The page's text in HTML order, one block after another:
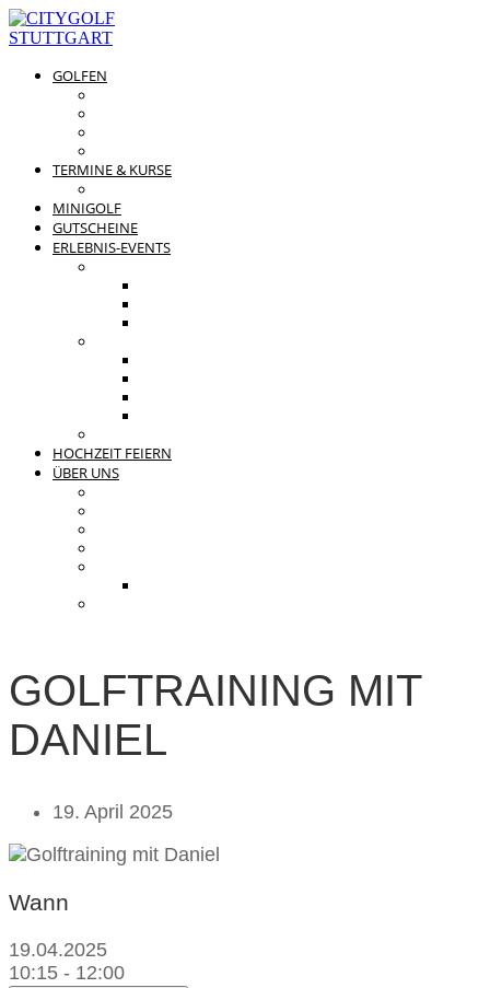
GOLFEN
TERMINE & KURSE
MINIGOLF
GUTSCHEINE
ERLEBNIS-EVENTS
HOCHZEIT FEIERN
ÜBER UNS
GOLFTRAINING MIT
DANIEL
19. April 2025
Wann
19.04.2025
10:15 - 12:00